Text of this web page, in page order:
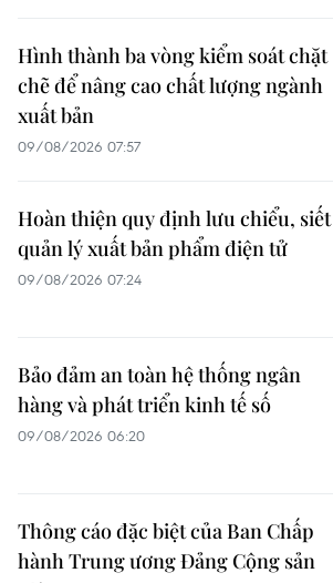
Hình thành ba vòng kiểm soát chặt
chẽ để nâng cao chất lượng ngành
xuất bản
09/08/2026 07:57
Hoàn thiện quy định lưu chiểu, siết
quản lý xuất bản phẩm điện tử
09/08/2026 07:24
Bảo đảm an toàn hệ thống ngân
hàng và phát triển kinh tế số
09/08/2026 06:20
Thông cáo đặc biệt của Ban Chấp
hành Trung ương Đảng Cộng sản